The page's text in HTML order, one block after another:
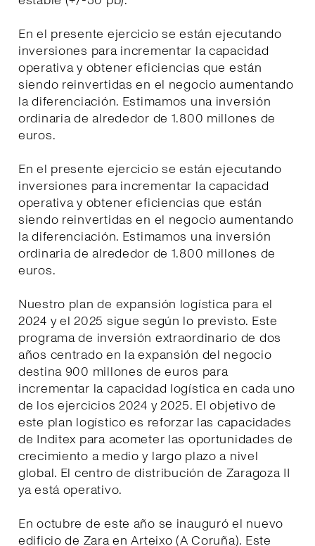
En el presente ejercicio se están ejecutando
inversiones para incrementar la capacidad
operativa y obtener eficiencias que están
siendo reinvertidas en el negocio aumentando
la diferenciación. Estimamos una inversión
ordinaria de alrededor de 1.800 millones de
euros.
En el presente ejercicio se están ejecutando
inversiones para incrementar la capacidad
operativa y obtener eficiencias que están
siendo reinvertidas en el negocio aumentando
la diferenciación. Estimamos una inversión
ordinaria de alrededor de 1.800 millones de
euros.
Nuestro plan de expansión logística para el
2024 y el 2025 sigue según lo previsto. Este
programa de inversión extraordinario de dos
años centrado en la expansión del negocio
destina 900 millones de euros para
incrementar la capacidad logística en cada uno
de los ejercicios 2024 y 2025. El objetivo de
este plan logístico es reforzar las capacidades
de Inditex para acometer las oportunidades de
crecimiento a medio y largo plazo a nivel
global. El centro de distribución de Zaragoza II
ya está operativo.
En octubre de este año se inauguró el nuevo
edificio de Zara en Arteixo (A Coruña). Este